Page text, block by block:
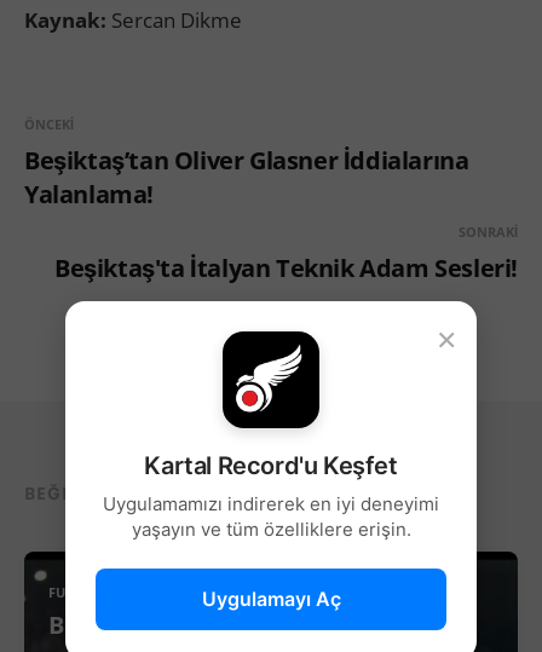
Kaynak: Sercan Dikme
ÖNCEKI
Beşiktaş’tan Oliver Glasner İddialarına
Yalanlama!
SONRAKI
Beşiktaş'ta İtalyan Teknik Adam Sesleri!
BEĞENEBILECEĞIN DIĞER YAZILAR...
FUTBOL
Beşiktaş’ta Sağ Kanat İçin Yeni Aday!
×
Kartal Record'u Keşfet
Uygulamamızı indirerek en iyi deneyimi
yaşayın ve tüm özelliklere erişin.
Uygulamayı Aç